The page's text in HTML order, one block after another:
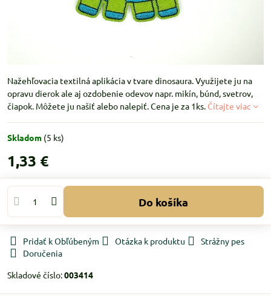
Nažehľovacia textilná aplikácia v tvare dinosaura. Využijete ju na
opravu dierok ale aj ozdobenie odevov napr. mikín, búnd, svetrov,
čiapok. Môžete ju našiť alebo nalepiť. Cena je za 1ks. Čítajte viac
Skladom (5 ks)
1,33 €
Do košíka
Pridať k Obľúbeným Otázka k produktu
Strážny pes
Doručenia
Skladové číslo:003414